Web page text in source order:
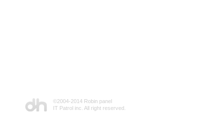
©2004-2014 Robin panel
IT Patrol inc. All right reserved.